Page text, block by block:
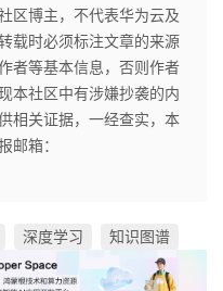
区博主，不代表华为云及
载时必须标注文章的来源
者等基本信息，否则作者
本社区中有涉嫌抄袭的内
相关证据，一经查实，本
邮箱：
深度学习 知识图谱